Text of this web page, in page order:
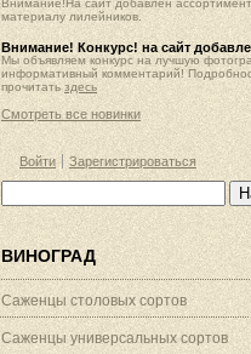
материалу лилейников.
Внимание! Конкурс! на сайт
Мы объявляем конкурс на лучшую
информативный комментарий!
прочитать здесь
Смотреть все новинки
Войти Зарегистрироваться
ВИНОГРАД
Саженцы столовых сортов
Саженцы универсальных сортов